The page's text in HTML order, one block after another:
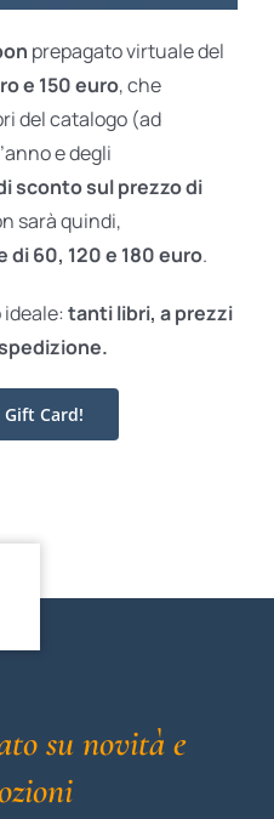
prepagato virtuale del
e 150 euro, che
del catalogo (ad
e degli
sconto sul prezzo di
sarà quindi,
di 60, 120 e 180 euro.
ideale: tanti libri, a prezzi
Card!
su novità e